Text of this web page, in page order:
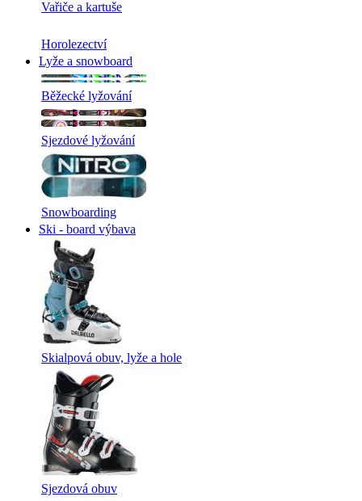
Vařiče a kartuše
Horolezectví
Lyže a snowboard
Běžecké lyžování
Sjezdové lyžování
Snowboarding
Ski - board výbava
Skialpová obuv, lyže a hole
Sjezdová obuv